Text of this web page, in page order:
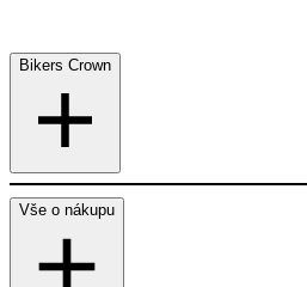
Bikers Crown
Vše o nákupu